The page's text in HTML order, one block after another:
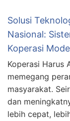
Solusi
Nasional:
Koperasi
Koperasi Harus
memegang
masyarakat.
dan
lebih cepat,